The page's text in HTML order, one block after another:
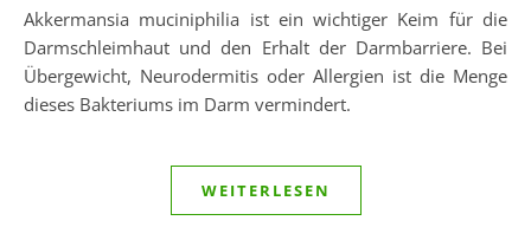
Akkermansia muciniphilia ist ein wichtiger Keim für die
Darmschleimhaut und den Erhalt der Darmbarriere. Bei
Übergewicht, Neurodermitis oder Allergien ist die Menge
dieses Bakteriums im Darm vermindert.
WEITERLESEN